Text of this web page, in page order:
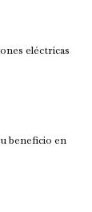
eléctricas
beneficio en